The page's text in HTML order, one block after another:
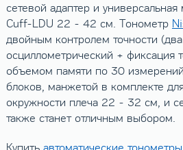
сетевой адаптер и
Cuff-LDU 22 - 42 см. Тонометр
двойным контролем точности
осциллометрический + фиксация
объемом памяти по 30
блоков, манжетой в комплекте
окружности плеча 22 - 32 см, и
также станет отличным выбором.